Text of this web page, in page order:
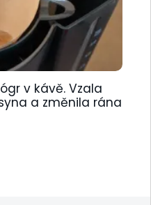
v kávě. Vzala
a změnila rána